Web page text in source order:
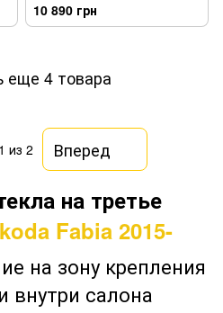
10 890 грн
еще 4 товара
1 из 2 Вперед
на третье
Fabia 2015-
на зону крепления
внутри салона